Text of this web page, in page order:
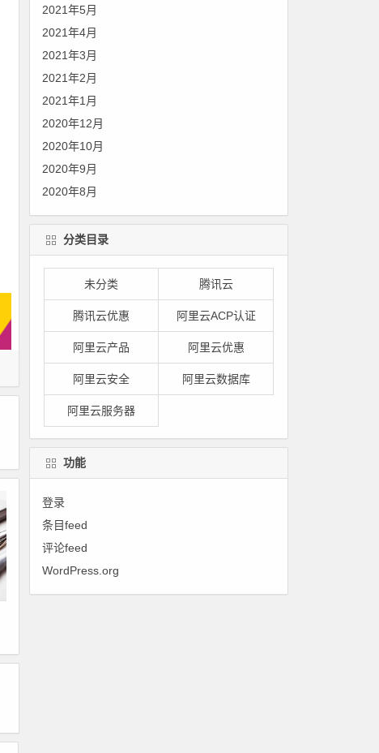
2021年5月
2021年4月
2021年3月
2021年2月
2021年1月
2020年12月
2020年10月
2020年9月
2020年8月
分类目录
未分类 腾讯云
腾讯云优惠 阿里云ACP认证
阿里云产品 阿里云优惠
阿里云安全 阿里云数据库
阿里云服务器
功能
登录
条目feed
评论feed
WordPress.org